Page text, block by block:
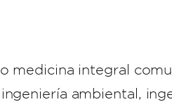
medicina integral
ambiental,